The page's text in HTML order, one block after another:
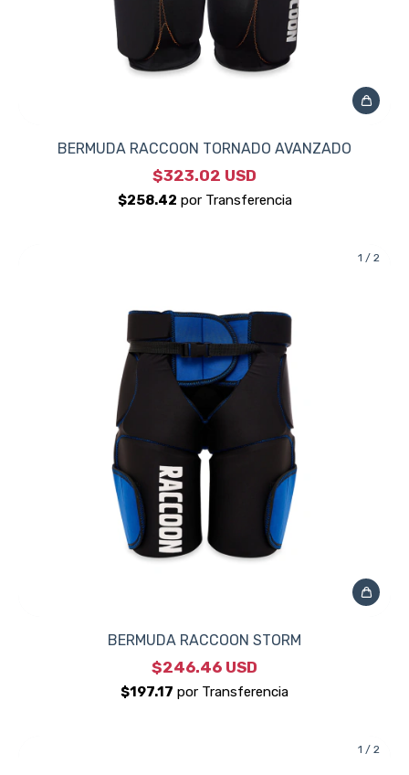
BERMUDA RACCOON TORNADO AVANZADO
$323.02 USD
1 / 2
BERMUDA RACCOON STORM
$246.46 USD
1 / 2